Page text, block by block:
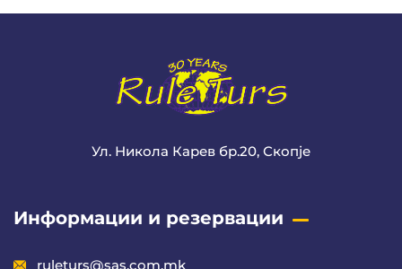
Ул. Никола Карев бр.20, Скопје
Информации и резервации
ruleturs@sas.com.mk